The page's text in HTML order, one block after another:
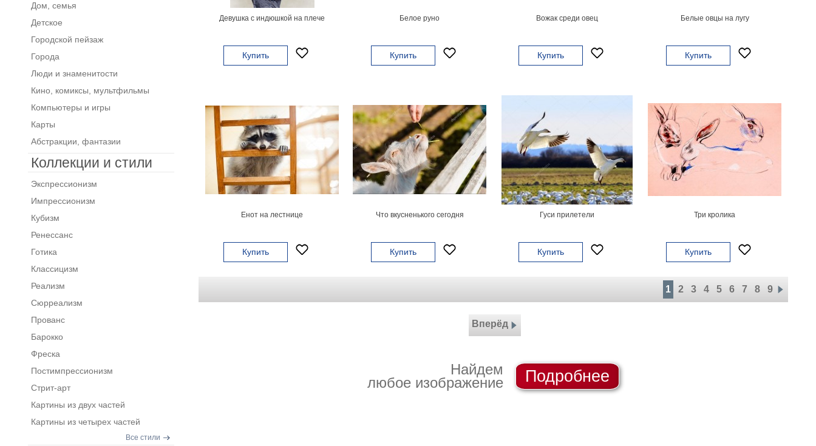
Девушка с индюшкой на плече
Купить
Белое руно
Купить
Вожак среди овец
Купить
Белые овцы на лугу
Купить
Енот на лестнице
Купить
Что вкусненького сегодня
Купить
Гуси прилетели
Купить
Три кролика
Купить
1 2 3 4 5 6 7 8 9
Вперёд
Найдем
любое изображение
Подробнее
Дом, семья
Детское
Городской пейзаж
Города
Люди и знаменитости
Кино, комиксы, мультфильмы
Компьютеры и игры
Карты
Абстракции, фантазии
Коллекции и стили
Экспрессионизм
Импрессионизм
Кубизм
Ренессанс
Готика
Классицизм
Реализм
Сюрреализм
Прованс
Барокко
Фреска
Постимпрессионизм
Стрит-арт
Картины из двух частей
Картины из четырех частей
Все стили